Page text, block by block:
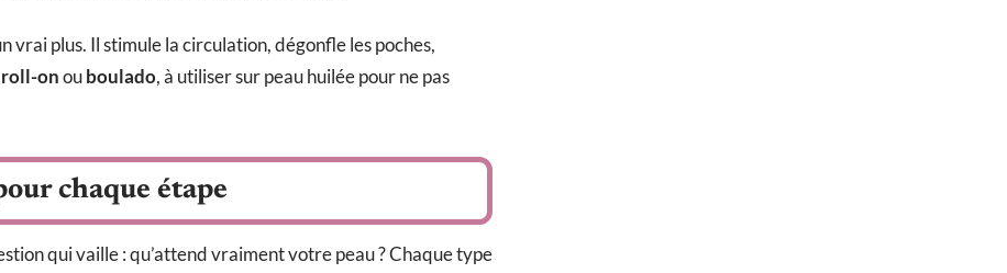
vrai plus. Il stimule la circulation, dégonfle les poches,
roll-onouboulado, à utiliser sur peau huilée pour ne pas
chaque étape
qui vaille : qu’attend vraiment votre peau ? Chaque type